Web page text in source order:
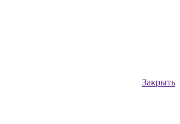
Закрыть